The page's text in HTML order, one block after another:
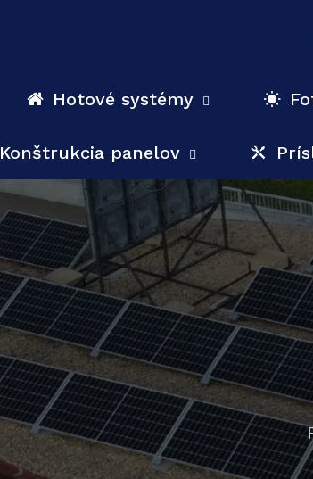
Hotové systémy
Konštrukcia panelov